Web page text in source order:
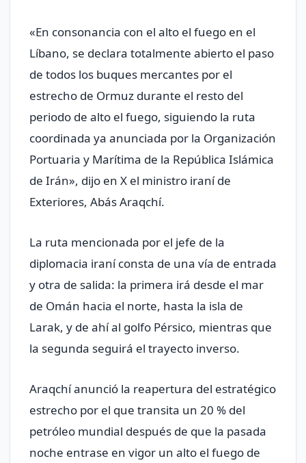
«En consonancia con el alto el fuego en el
Líbano, se declara totalmente abierto el paso
de todos los buques mercantes por el
estrecho de Ormuz durante el resto del
periodo de alto el fuego, siguiendo la ruta
coordinada ya anunciada por la Organización
Portuaria y Marítima de la República Islámica
de Irán», dijo en X el ministro iraní de
Exteriores, Abás Araqchí.
La ruta mencionada por el jefe de la
diplomacia iraní consta de una vía de entrada
y otra de salida: la primera irá desde el mar
de Omán hacia el norte, hasta la isla de
Larak, y de ahí al golfo Pérsico, mientras que
la segunda seguirá el trayecto inverso.
Araqchí anunció la reapertura del estratégico
estrecho por el que transita un 20 % del
petróleo mundial después de que la pasada
noche entrase en vigor un alto el fuego de